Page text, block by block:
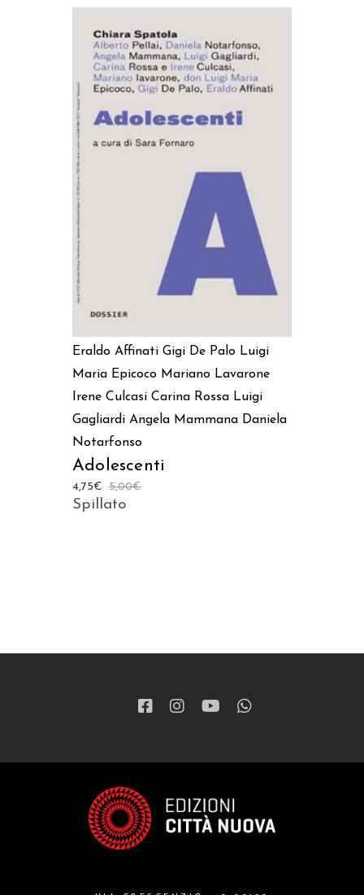
AGGIUNGI AL CARRELLO
Eraldo Affinati Gigi De Palo Luigi
Maria Epicoco Mariano Lavarone
Irene Culcasi Carina Rossa Luigi
Gagliardi Angela Mammana Daniela
Notarfonso
Adolescenti
5,00€
4,75€
Spillato